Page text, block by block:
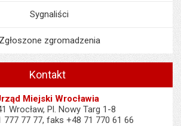
Sygnaliści
Zgłoszone zgromadzenia
Kontakt
Miejski Wrocławia
Wrocław, Pl. Nowy Targ 1-8
777 77 77, faks +48 71 770 61 66